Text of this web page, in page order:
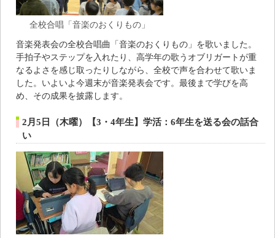
全校合唱「音楽のおくりもの」
音楽発表会の全校合唱曲「音楽のおくりもの」を歌いました。
手拍子やステップを入れたり、高学年の歌うオブリガートが重
なるよさを感じ取ったりしながら、全校で声を合わせて歌いま
した。いよいよ今週末が音楽発表会です。最後まで学びを高
め、その成果を披露します。
2月5日（木曜）【3・4年生】学活：6年生を送る会の話合
い